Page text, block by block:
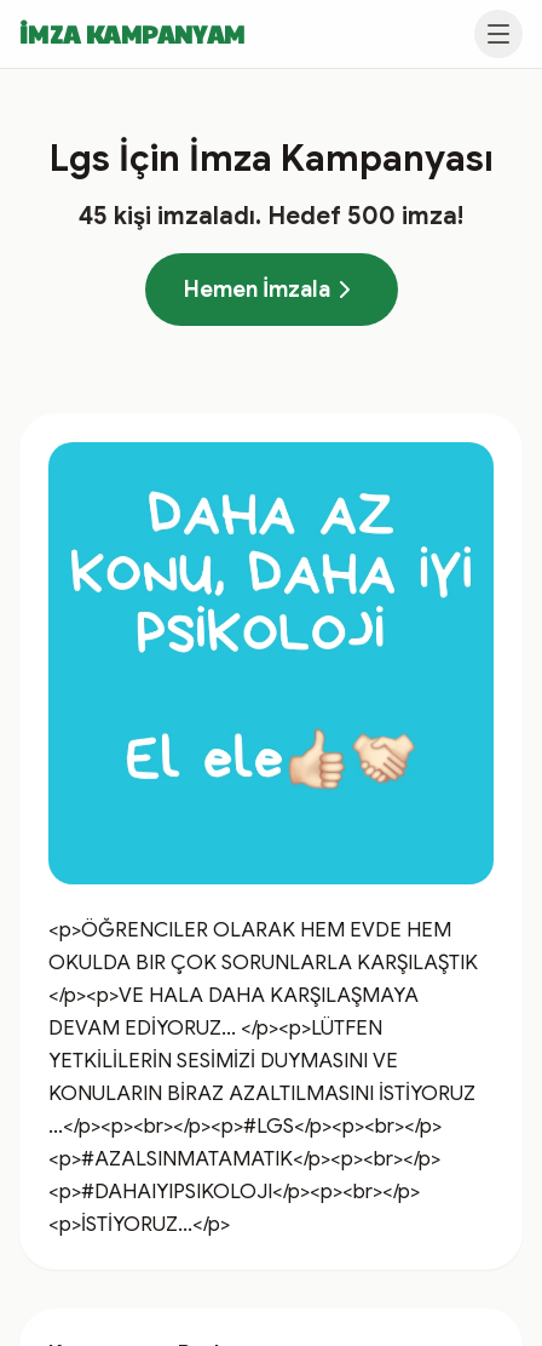
İMZA KAMPANYAM
Lgs İçin İmza Kampanyası
45 kişi imzaladı. Hedef 500 imza!
Hemen İmzala
<p>ÖĞRENCILER OLARAK HEM EVDE HEM
OKULDA BIR ÇOK SORUNLARLA KARŞILAŞTIK
</p><p>VE HALA DAHA KARŞILAŞMAYA
DEVAM EDİYORUZ... </p><p>LÜTFEN
YETKİLİLERİN SESİMİZİ DUYMASINI VE
KONULARIN BİRAZ AZALTILMASINI İSTİYORUZ
...</p><p><br></p><p>#LGS</p><p><br></p>
<p>#AZALSINMATAMATIK</p><p><br></p>
<p>#DAHAIYIPSIKOLOJI</p><p><br></p>
<p>İSTİYORUZ...</p>